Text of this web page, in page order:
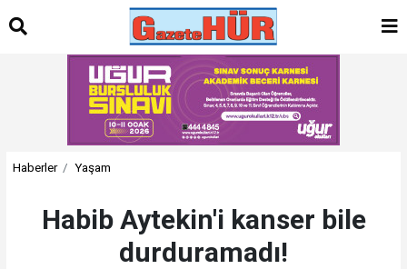
Haberler Yaşam
Habib Aytekin'i kanser bile
durduramadı!